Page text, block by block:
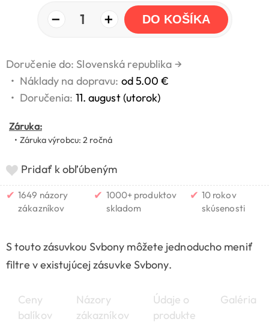
− 1 + DO KOŠÍKA
Doručenie do: Slovenská republika →
• Náklady na dopravu: od 5.00 €
• Doručenia: 11. august (utorok)
Záruka:
• Záruka výrobcu: 2 ročná
Pridať k obľúbeným
✔ 1649 názory
zákazníkov
✔ 1000+ produktov
skladom
✔ 10 rokov
skúsenosti
S touto zásuvkou Svbony môžete jednoducho meniť
filtre v existujúcej zásuvke Svbony.
Ceny
balíkov
Názory
zákazníkov
Údaje o
produkte
Galéria